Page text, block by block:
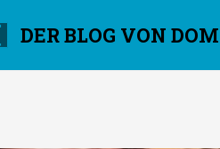
DER BLOG VON